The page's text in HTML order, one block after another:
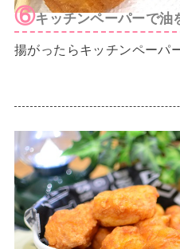
⑥キッチンペーパーで油
揚がったらキッチンペーパ